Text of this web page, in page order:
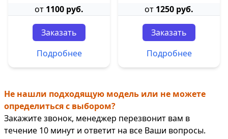
от 1100 руб.
Заказать
Подробнее
от 1250 руб.
Заказать
Подробнее
Не нашли подходящую модель или не можете
определиться с выбором?
Закажите звонок, менеджер перезвонит вам в
течение 10 минут и ответит на все Ваши вопросы.